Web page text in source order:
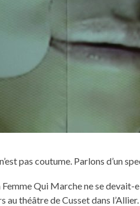
pas coutume. Parlons d’un
Qui Marche ne se devait-
au théâtre de Cusset dans l’Allier.